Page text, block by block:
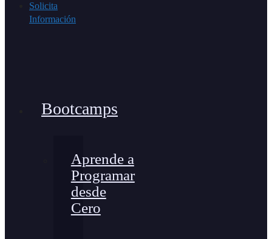
Solicita
Información
Bootcamps
Aprende a
Programar
desde
Cero